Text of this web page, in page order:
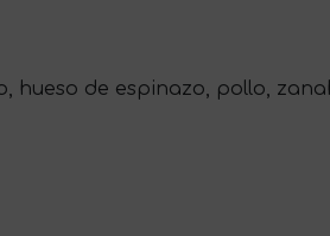
hueso de espinazo, pollo,